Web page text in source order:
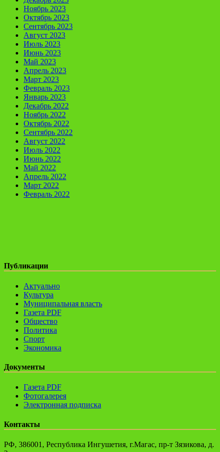
Ноябрь 2023
Октябрь 2023
Сентябрь 2023
Август 2023
Июль 2023
Июнь 2023
Май 2023
Апрель 2023
Март 2023
Февраль 2023
Январь 2023
Декабрь 2022
Ноябрь 2022
Октябрь 2022
Сентябрь 2022
Август 2022
Июль 2022
Июнь 2022
Май 2022
Апрель 2022
Март 2022
Февраль 2022
Публикации
Актуально
Культура
Муниципальная власть
Газета PDF
Общество
Политика
Спорт
Экономика
Документы
Газета PDF
Фотогалерея
Электронная подписка
Контакты
РФ, 386001, Республика Ингушетия, г.Магас, пр-т Зязикова, д.